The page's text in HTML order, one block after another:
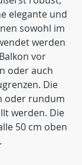
elegante und
sowohl im
werden
vor
oder auch
Die
oder rundum
werden. Die
50 cm oben